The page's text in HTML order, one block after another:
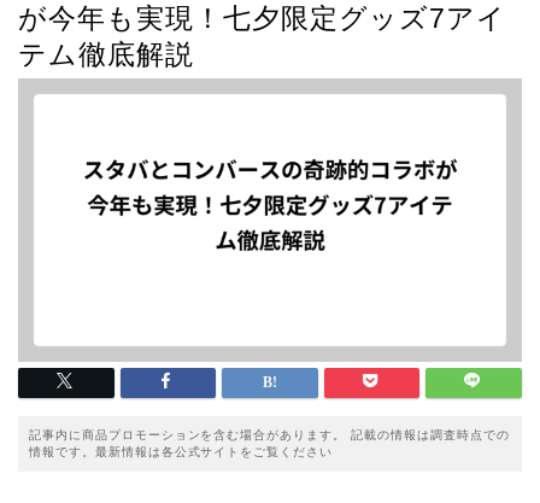
が今年も実現！七夕限定グッズ7アイ
テム徹底解説
記事内に商品プロモーションを含む場合があります。 記載の情報は調査時点での
情報です。最新情報は各公式サイトをご覧ください